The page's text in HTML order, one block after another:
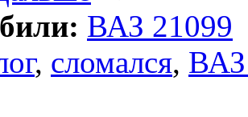
ВАЗ 21099
, сломался,